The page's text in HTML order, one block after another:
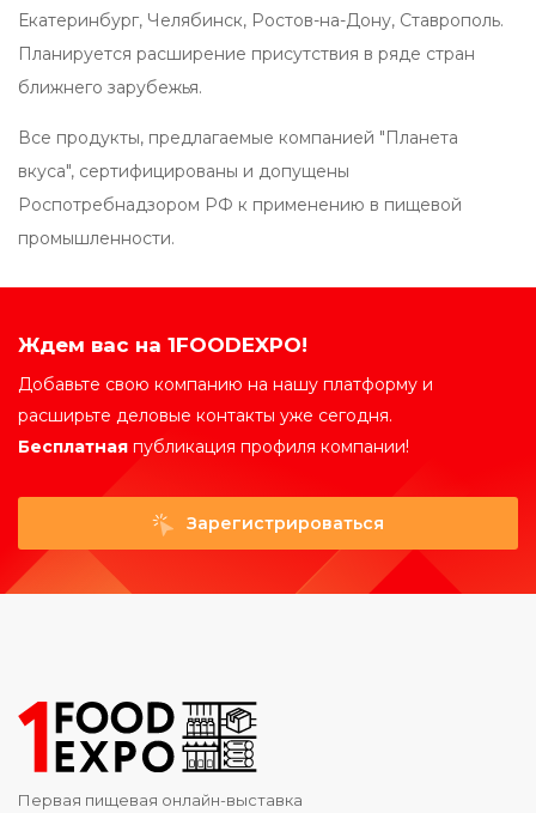
Екатеринбург, Челябинск, Ростов-на-Дону, Ставрополь.
Планируется расширение присутствия в ряде стран
ближнего зарубежья.
Все продукты, предлагаемые компанией "Планета
вкуса", сертифицированы и допущены
Роспотребнадзором РФ к применению в пищевой
промышленности.
Ждем вас на 1FOODEXPO!
Добавьте свою компанию на нашу платформу и
расширьте деловые контакты уже сегодня.
Бесплатная публикация профиля компании!
Зарегистрироваться
Первая пищевая онлайн-выставка